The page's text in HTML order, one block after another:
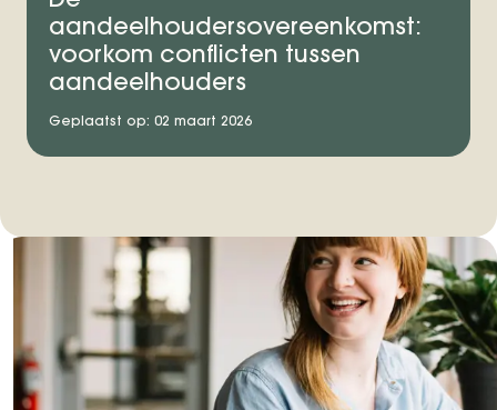
aandeelhoudersovereenkomst:
voorkom conflicten tussen
aandeelhouders
Geplaatst op: 02 maart 2026